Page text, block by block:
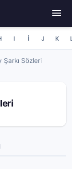
I İ J K
Şarkı Sözleri